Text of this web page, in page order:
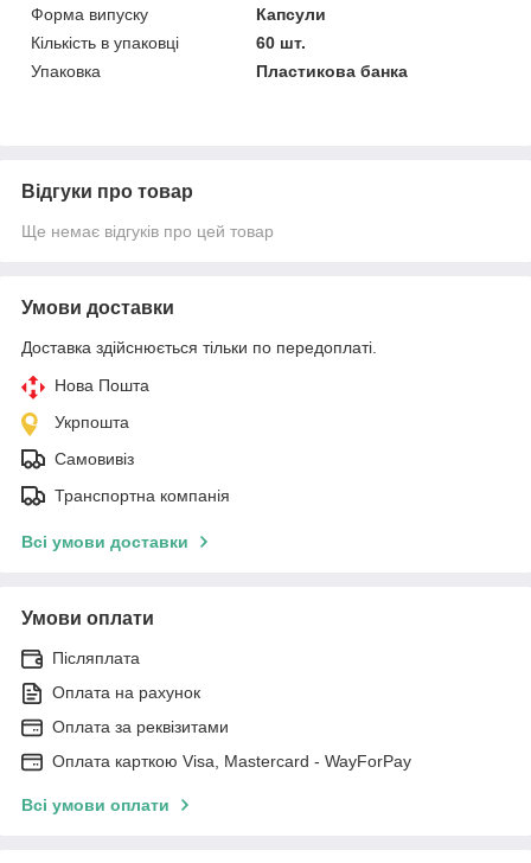
Форма випуску
Капсули
Кількість в упаковці
60 шт.
Упаковка
Пластикова банка
Відгуки про товар
Ще немає відгуків про цей товар
Умови доставки
Доставка здійснюється тільки по передоплаті.
Нова Пошта
Укрпошта
Самовивіз
Транспортна компанія
Всі умови доставки
Умови оплати
Післяплата
Оплата на рахунок
Оплата за реквізитами
Оплата карткою Visa, Mastercard - WayForPay
Всі умови оплати